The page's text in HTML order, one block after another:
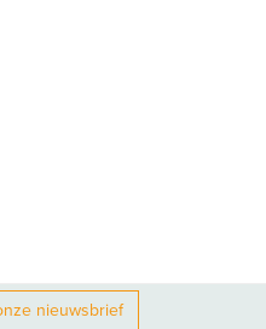
nieuwsbrief